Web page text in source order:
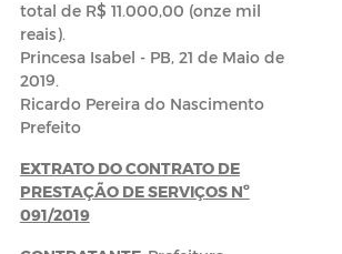
total de R$ 11.000,00 (onze mil
reais).
Princesa Isabel - PB, 21 de Maio de
2019.
Ricardo Pereira do Nascimento
Prefeito
EXTRATO DO CONTRATO DE
PRESTAÇÃO DE SERVIÇOS Nº
091/2019